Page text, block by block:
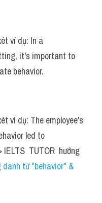
ví dụ: In a
it's important to
behavior.
ví dụ: The employee's
led to
TUTOR  hướng
danh từ "behavior" &